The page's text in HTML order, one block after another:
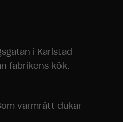
i Karlstad
fabrikens kök.
varmrätt dukar